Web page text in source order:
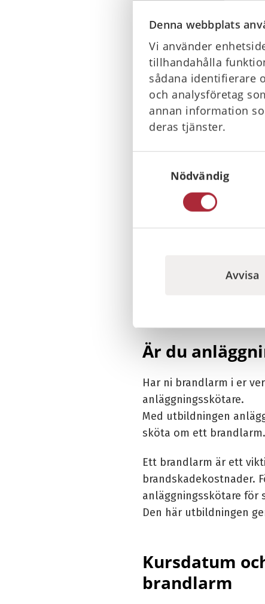
Denna webbplats
Vi använder
tillhandahålla
sådana identifierare
och analysföretag
annan information
deras tjänster.
Nödvändig
Avvisa
Är du
Har ni brandlarm i er
anläggningsskötare.
Med utbildningen
sköta om ett brandlarm.
Ett brandlarm är ett
brandskadekostnader.
anläggningsskötare för
Den här utbildningen
Kursdatum
brandlarm